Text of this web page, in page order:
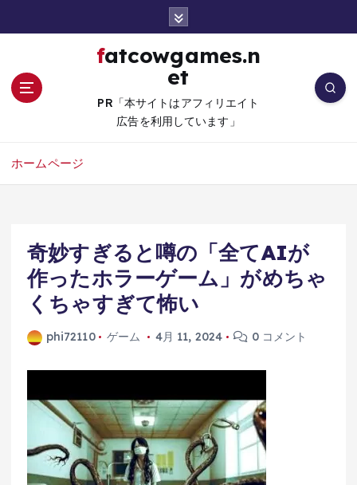
fatcowgames.n
et
PR「本サイトはアフィリエイト
広告を利用しています」
ホームページ
奇妙すぎると噂の「全てAIが
作ったホラーゲーム」がめちゃ
くちゃすぎて怖い
phi72110 ゲーム 4月 11, 2024 0 コメント